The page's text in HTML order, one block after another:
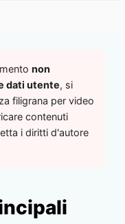
non
dati utente, si
filigrana per video
contenuti
i diritti d'autore